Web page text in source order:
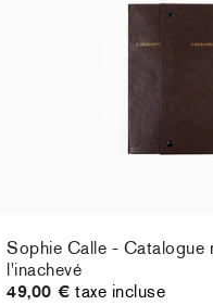
taxe incluse
Sophie Calle - Catalogue
l'inachevé
49,00 € taxe incluse